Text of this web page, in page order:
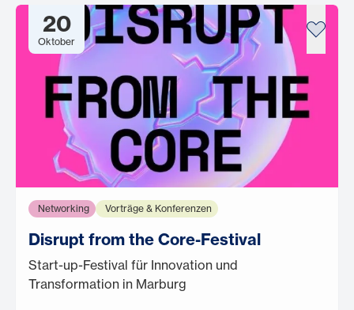
20
Oktober
Networking Vorträge & Konferenzen
Disrupt from the Core-Festival
Start-up-Festival für Innovation und
Transformation in Marburg